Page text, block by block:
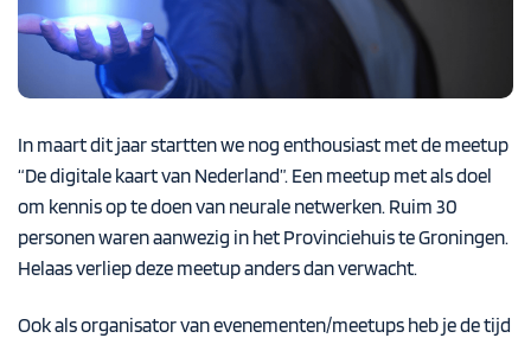
In maart dit jaar startten we nog enthousiast met de meetup
“De digitale kaart van Nederland”. Een meetup met als doel
om kennis op te doen van neurale netwerken. Ruim 30
personen waren aanwezig in het Provinciehuis te Groningen.
Helaas verliep deze meetup anders dan verwacht.
Ook als organisator van evenementen/meetups heb je de tijd